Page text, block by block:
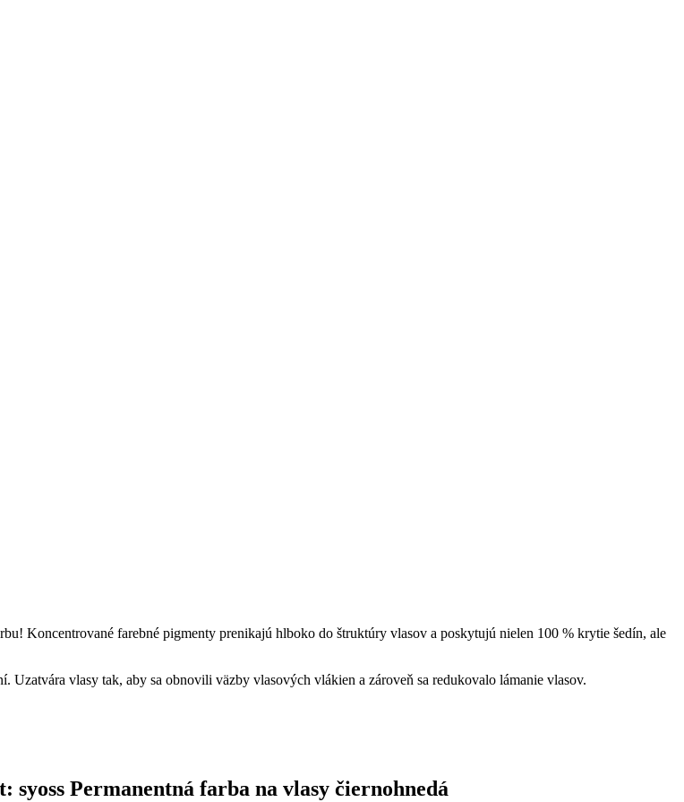
Koncentrované farebné pigmenty prenikajú hlboko do štruktúry vlasov a poskytujú nielen 100 % krytie šedín, ale
vlasy tak, aby sa obnovili väzby vlasových vlákien a zároveň sa redukovalo lámanie vlasov.
Permanentná farba na vlasy čiernohnedá